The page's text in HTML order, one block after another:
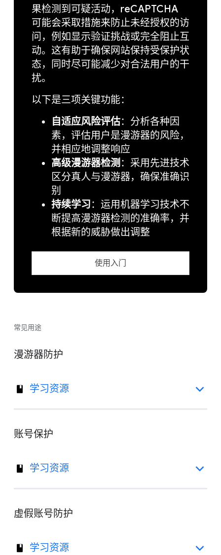
果检测到可疑活动，reCAPTCHA
可能会采取措施来防止未经授权的访
问，例如显示验证挑战或完全阻止互
动。这有助于确保网站保持受保护状
态，同时尽可能减少对合法用户的干
扰。
以下是三项关键功能：
自适应风险评估：分析各种因
素，评估用户是漫游器的风险，
并相应地调整响应
高级漫游器检测：采用先进技术
区分真人与漫游器，确保准确识
别
持续学习：运用机器学习技术不
断提高漫游器检测的准确率，并
根据新的威胁做出调整
使用入门
常见用途
漫游器防护
学习资源
账号保护
学习资源
虚假账号防护
学习资源